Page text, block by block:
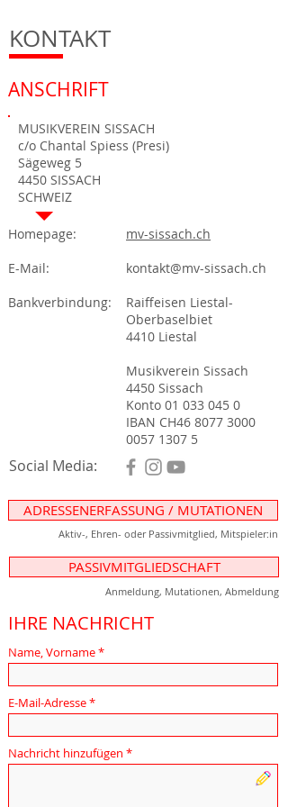
KONTAKT
ANSCHRIFT
MUSIKVEREIN SISSACH
c/o Chantal Spiess (Presi)
Sägeweg 5
4450 SISSACH
SCHWEIZ
Homepage:
E-Mail:
Bankverbindung:
mv-sissach.ch
kontakt@mv-sissach.ch
Raiffeisen Liestal-
Oberbaselbiet
4410 Liestal
Musikverein Sissach
4450 Sissach
Konto 01 033 045 0
IBAN CH46 8077 3000
0057 1307 5
Social Media:
Aktiv-, Ehren- oder Passivmitglied, Mitspieler:in
ADRESSENERFASSUNG / MUTATIONEN
PASSIVMITGLIEDSCHAFT
Anmeldung, Mutationen, Abmeldung
IHRE NACHRICHT
Name, Vorname
E-Mail-Adresse
Nachricht hinzufügen